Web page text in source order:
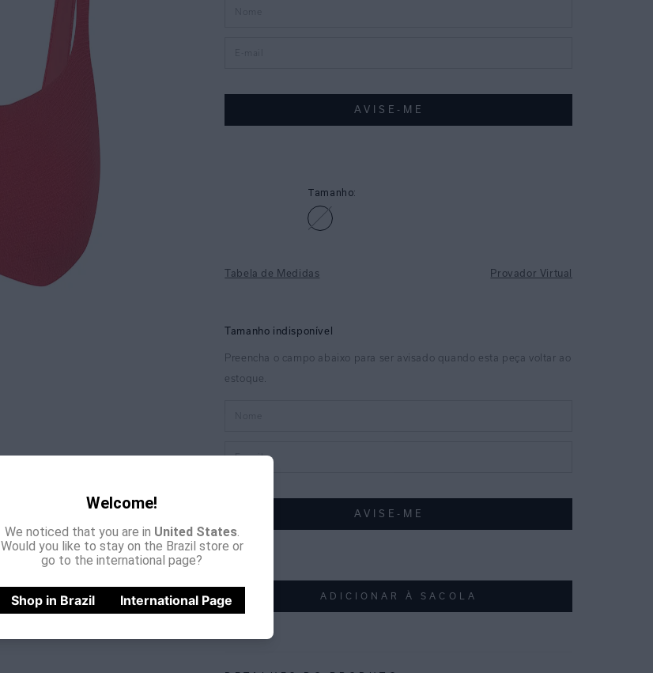
Welcome!
We noticed that you are in United States.
Would you like to stay on the Brazil store or
go to the international page?
Shop in Brazil International Page
Tamanho:
Tabela de Medidas Provador Virtual
ADICIONAR À SACOLA